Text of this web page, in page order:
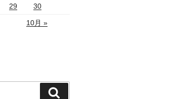
29 30
10月 »